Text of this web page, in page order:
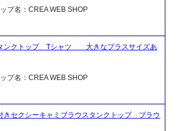
プ名：CREA WEB SHOP
ンクトップ Tシャツ 大きなプラスサイズあ
プ名：CREA WEB SHOP
きセクシーキャミブラウスタンクトップ ブラウ